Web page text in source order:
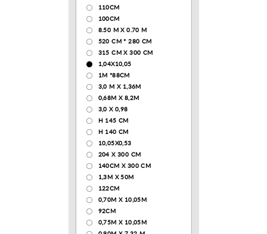
110CM
100CM
8.50 M X 0.70 M
520 СМ * 280 СМ
315 CM X 300 CM
1,04X10,05
1М *88СМ
3,0 М Х 1,36М
0,68М Х 8,2М
3,0 Х 0,98
H 145 CM
H 140 CM
10,05Х0,53
204 Х 300 СМ
140CM X 300 CM
1,3М Х 50М
122СМ
0,70М Х 10,05М
92CM
0,75М Х 10,05М